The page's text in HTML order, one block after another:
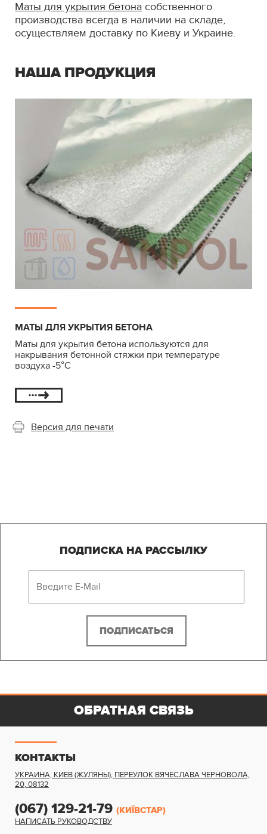
Маты для укрытия бетона собственного
производства всегда в наличии на складе,
осуществляем доставку по Киеву и Украине.
НАША ПРОДУКЦИЯ
МАТЫ ДЛЯ УКРЫТИЯ БЕТОНА
Маты для укрытия бетона используются для
накрывания бетонной стяжки при температуре
воздуха -5°C
Версия для печати
ПОДПИСКА НА РАССЫЛКУ
КОНТАКТЫ
УКРАИНА, КИЕВ (ЖУЛЯНЫ), ПЕРЕУЛОК ВЯЧЕСЛАВА ЧЕРНОВОЛА,
20,08132
(067) 129-21-79 (КИЇВСТАР)
НАПИСАТЬ РУКОВОДСТВУ
ОБРАТНАЯ СВЯЗЬ